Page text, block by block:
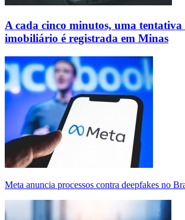
A cada cinco minutos, uma tentativa
imobiliário é registrada em Minas
Meta anuncia processos contra deepfakes no